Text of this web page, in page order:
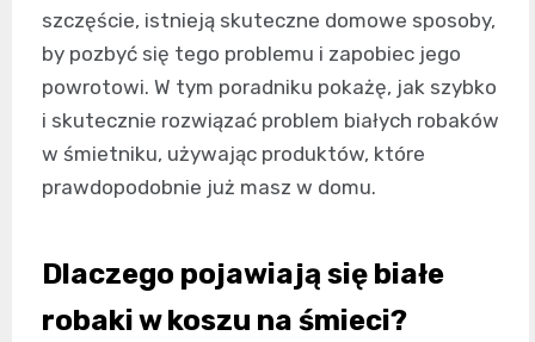
szczęście, istnieją skuteczne domowe sposoby,
by pozbyć się tego problemu i zapobiec jego
powrotowi. W tym poradniku pokażę, jak szybko
i skutecznie rozwiązać problem białych robaków
w śmietniku, używając produktów, które
prawdopodobnie już masz w domu.
Dlaczego pojawiają się białe
robaki w koszu na śmieci?